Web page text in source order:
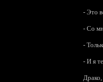
- Это
- Со
-
- И я